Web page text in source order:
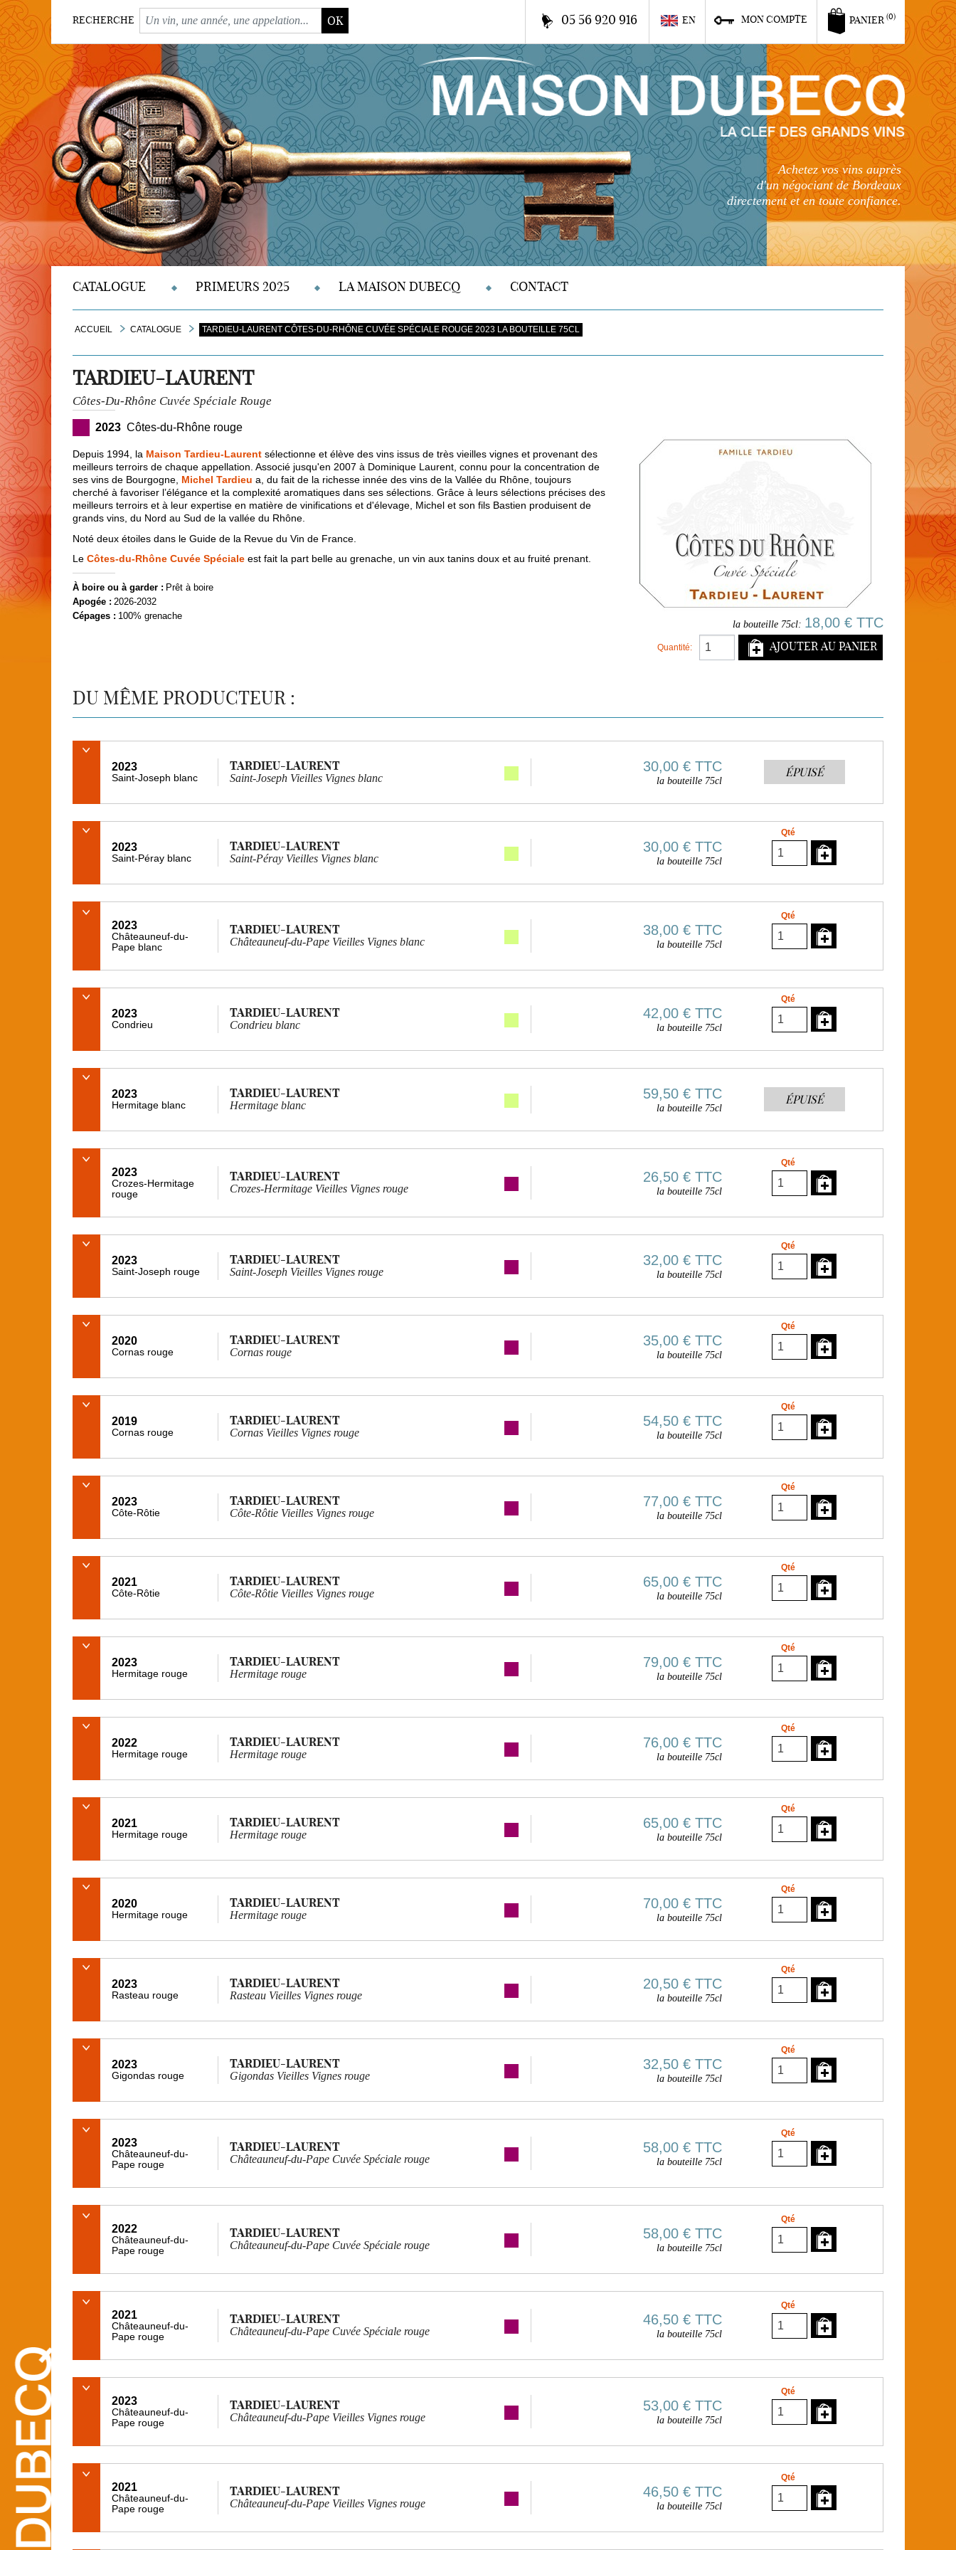
RECHERCHE OK PANIER (0)
MON COMPTE
EN
05 56 920 916
Achetez vos vins auprès
d'un négociant de Bordeaux
directement et en toute confiance.
CATALOGUE PRIMEURS 2025 LA MAISON DUBECQ CONTACT
ACCUEIL CATALOGUE TARDIEU-LAURENT CÔTES-DU-RHÔNE CUVÉE SPÉCIALE ROUGE 2023 LA BOUTEILLE 75CL
TARDIEU-LAURENT
Côtes-Du-Rhône Cuvée Spéciale Rouge
2023 Côtes-du-Rhône rouge
la bouteille 75cl: 18,00 € TTC
Quantité: AJOUTER AU PANIER
Depuis 1994, la Maison Tardieu-Laurent sélectionne et élève des vins issus de très vieilles vignes et provenant des
meilleurs terroirs de chaque appellation. Associé jusqu'en 2007 à Dominique Laurent, connu pour la concentration de
ses vins de Bourgogne, Michel Tardieu a, du fait de la richesse innée des vins de la Vallée du Rhône, toujours
cherché à favoriser l’élégance et la complexité aromatiques dans ses sélections. Grâce à leurs sélections précises des
meilleurs terroirs et à leur expertise en matière de vinifications et d'élevage, Michel et son fils Bastien produisent de
grands vins, du Nord au Sud de la vallée du Rhône.
Noté deux étoiles dans le Guide de la Revue du Vin de France.
LeCôtes-du-Rhône Cuvée Spéciale est fait la part belle au grenache, un vin aux tanins doux et au fruité prenant.
À boire ou à garder : Prêt à boire
Apogée : 2026-2032
Cépages : 100% grenache
DU MÊME PRODUCTEUR :
2023
Saint-Joseph blanc
TARDIEU-LAURENT
Saint-Joseph Vieilles Vignes blanc
30,00 € TTC
la bouteille 75cl
ÉPUISÉ
2023
Saint-Péray blanc
TARDIEU-LAURENT
Saint-Péray Vieilles Vignes blanc
30,00 € TTC
la bouteille 75cl
Qté
2023
Châteauneuf-du-
Pape blanc
TARDIEU-LAURENT
Châteauneuf-du-Pape Vieilles Vignes blanc
38,00 € TTC
la bouteille 75cl
Qté
2023
Condrieu
TARDIEU-LAURENT
Condrieu blanc
42,00 € TTC
la bouteille 75cl
Qté
2023
Hermitage blanc
TARDIEU-LAURENT
Hermitage blanc
59,50 € TTC
la bouteille 75cl
ÉPUISÉ
2023
Crozes-Hermitage
rouge
TARDIEU-LAURENT
Crozes-Hermitage Vieilles Vignes rouge
26,50 € TTC
la bouteille 75cl
Qté
2023
Saint-Joseph rouge
TARDIEU-LAURENT
Saint-Joseph Vieilles Vignes rouge
32,00 € TTC
la bouteille 75cl
Qté
2020
Cornas rouge
TARDIEU-LAURENT
Cornas rouge
35,00 € TTC
la bouteille 75cl
Qté
2019
Cornas rouge
TARDIEU-LAURENT
Cornas Vieilles Vignes rouge
54,50 € TTC
la bouteille 75cl
Qté
2023
Côte-Rôtie
TARDIEU-LAURENT
Côte-Rôtie Vieilles Vignes rouge
77,00 € TTC
la bouteille 75cl
Qté
2021
Côte-Rôtie
TARDIEU-LAURENT
Côte-Rôtie Vieilles Vignes rouge
65,00 € TTC
la bouteille 75cl
Qté
2023
Hermitage rouge
TARDIEU-LAURENT
Hermitage rouge
79,00 € TTC
la bouteille 75cl
Qté
2022
Hermitage rouge
TARDIEU-LAURENT
Hermitage rouge
76,00 € TTC
la bouteille 75cl
Qté
2021
Hermitage rouge
TARDIEU-LAURENT
Hermitage rouge
65,00 € TTC
la bouteille 75cl
Qté
2020
Hermitage rouge
TARDIEU-LAURENT
Hermitage rouge
70,00 € TTC
la bouteille 75cl
Qté
2023
Rasteau rouge
TARDIEU-LAURENT
Rasteau Vieilles Vignes rouge
20,50 € TTC
la bouteille 75cl
Qté
2023
Gigondas rouge
TARDIEU-LAURENT
Gigondas Vieilles Vignes rouge
32,50 € TTC
la bouteille 75cl
Qté
2023
Châteauneuf-du-
Pape rouge
TARDIEU-LAURENT
Châteauneuf-du-Pape Cuvée Spéciale rouge
58,00 € TTC
la bouteille 75cl
Qté
2022
Châteauneuf-du-
Pape rouge
TARDIEU-LAURENT
Châteauneuf-du-Pape Cuvée Spéciale rouge
58,00 € TTC
la bouteille 75cl
Qté
2021
Châteauneuf-du-
Pape rouge
TARDIEU-LAURENT
Châteauneuf-du-Pape Cuvée Spéciale rouge
46,50 € TTC
la bouteille 75cl
Qté
2023
Châteauneuf-du-
Pape rouge
TARDIEU-LAURENT
Châteauneuf-du-Pape Vieilles Vignes rouge
53,00 € TTC
la bouteille 75cl
Qté
2021
Châteauneuf-du-
Pape rouge
TARDIEU-LAURENT
Châteauneuf-du-Pape Vieilles Vignes rouge
46,50 € TTC
la bouteille 75cl
Qté